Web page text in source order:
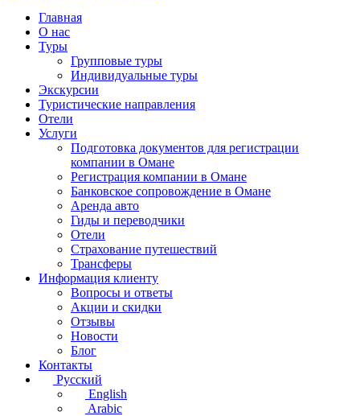
Главная
О нас
Туры
Групповые туры
Индивидуальные туры
Экскурсии
Туристические направления
Отели
Услуги
Подготовка документов для регистрации
компании в Омане
Регистрация компании в Омане
Банковское сопровождение в Омане
Аренда авто
Гиды и переводчики
Отели
Страхование путешествий
Трансферы
Информация клиенту
Вопросы и ответы
Акции и скидки
Отзывы
Новости
Блог
Контакты
Русский
English
Arabic